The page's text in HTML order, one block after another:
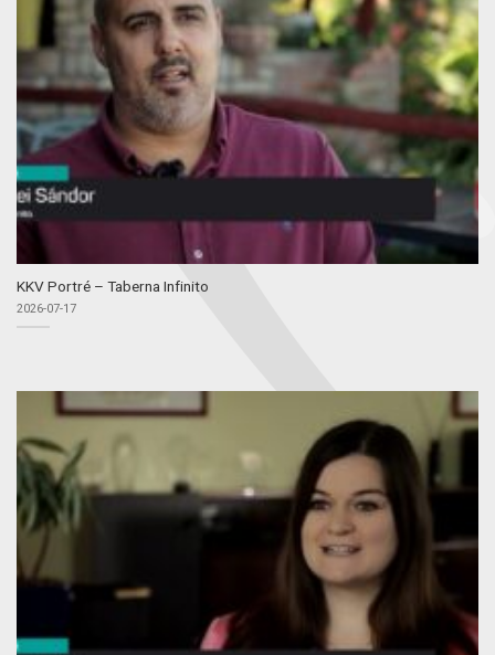
KKV Portré – Taberna Infinito
2026-07-17